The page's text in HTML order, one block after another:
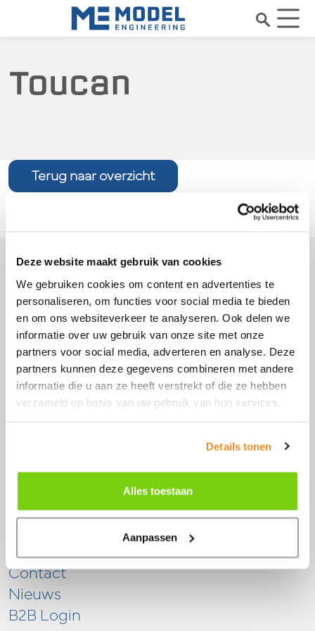
Deze website maakt gebruik van cookies
We gebruiken cookies om content en advertenties te
personaliseren, om functies voor social media te bieden
en om ons websiteverkeer te analyseren. Ook delen we
informatie over uw gebruik van onze site met onze
partners voor social media, adverteren en analyse. Deze
partners kunnen deze gegevens combineren met andere
informatie die u aan ze heeft verstrekt of die ze hebben
verzameld op basis van uw gebruik van hun services.
Details tonen
Alles toestaan
Aanpassen
Toucan
Terug naar overzicht
Over ons
Merken
Contact
Nieuws
B2B Login
Perenmarkt 1
1681 PG
Zwaagdijk-Oost
0228 56 11 82
info@model-engineering.nl